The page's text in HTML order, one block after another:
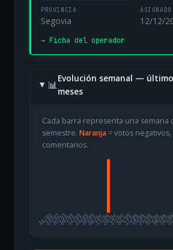
PROVINCIA
Segovia
ASIGNADO
12/12/
→ Ficha del operador
📊
Evolución semanal —
meses
Cada barra representa una semana
semestre. Naranja= votos negativos,
comentarios.
16/02
23/0202/0309/0316/0323/0330/0306/0413/0420/0427/0404/0511/0518/0525/0501/0608/06
15/